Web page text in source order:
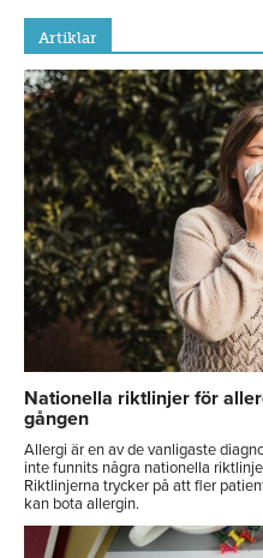
Artiklar
Nationella riktlinjer för
gången
Allergi är en av de vanligaste
inte funnits några nationella
Riktlinjerna trycker på att fler
kan bota allergin.